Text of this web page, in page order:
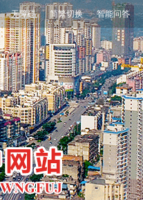
无障碍 简繁切换 智能问答